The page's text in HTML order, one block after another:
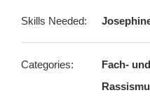
Skills Needed:
Categories:
Fach-